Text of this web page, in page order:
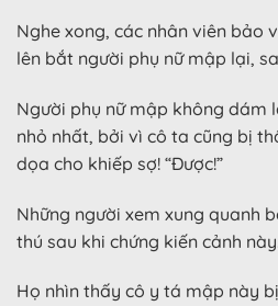
Nghe xong, các nhân viên bảo
lên bắt người phụ nữ mập lại,
Người phụ nữ mập không dám
nhỏ nhất, bởi vì cô ta cũng bị
dọa cho khiếp sợ! “Được!”
Những người xem xung quanh
thú sau khi chứng kiến cảnh
Họ nhìn thấy cô y tá mập này